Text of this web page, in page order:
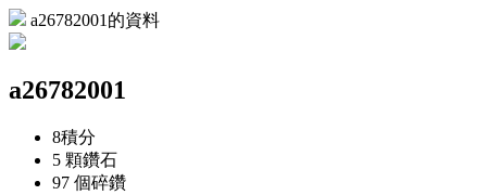
a26782001的資料
a26782001
8積分
5 顆鑽石
97 個碎鑽